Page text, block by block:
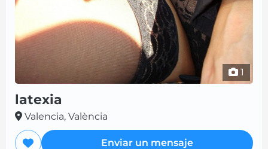
1
latexia
Valencia, València
Enviar un mensaje